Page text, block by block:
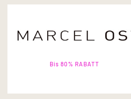
Bis 80% RABATT